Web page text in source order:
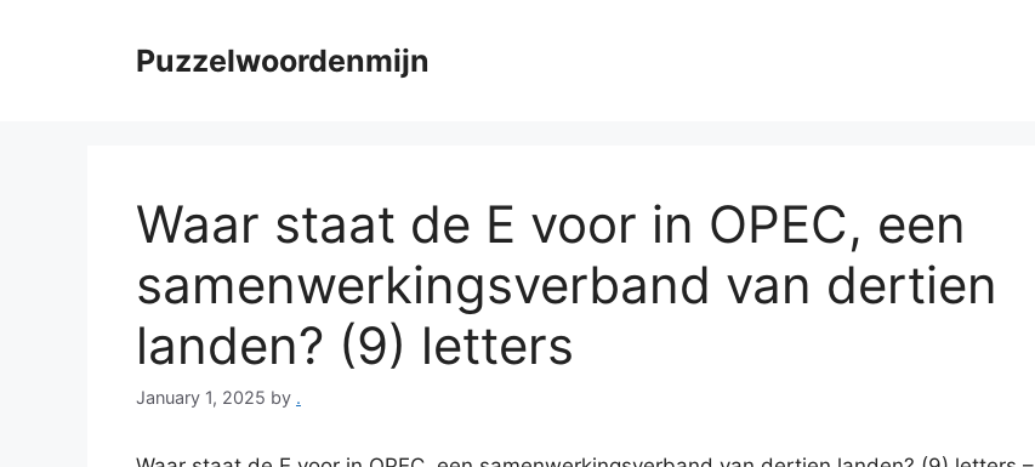
Puzzelwoordenmijn
Waar staat de E voor in OPEC, een
samenwerkingsverband van dertien
landen? (9) letters
January 1, 2025 by .